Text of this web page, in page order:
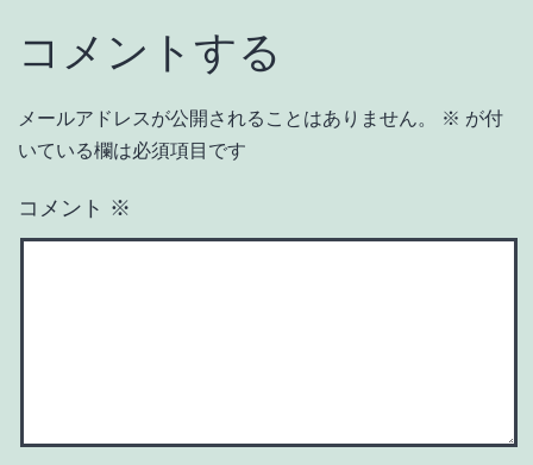
コメントする
メールアドレスが公開されることはありません。 ※ が付
いている欄は必須項目です
コメント ※